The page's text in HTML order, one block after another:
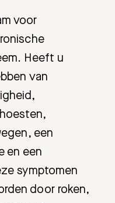
voor
Heeft u
van
een
en een
symptomen
door roken,